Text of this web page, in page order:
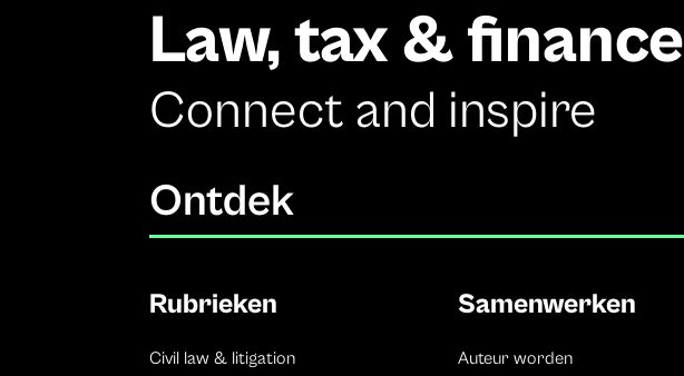
Law, tax & finance
Connect and inspire
Ontdek
Rubrieken
Civil law & litigation
Samenwerken
Auteur worden